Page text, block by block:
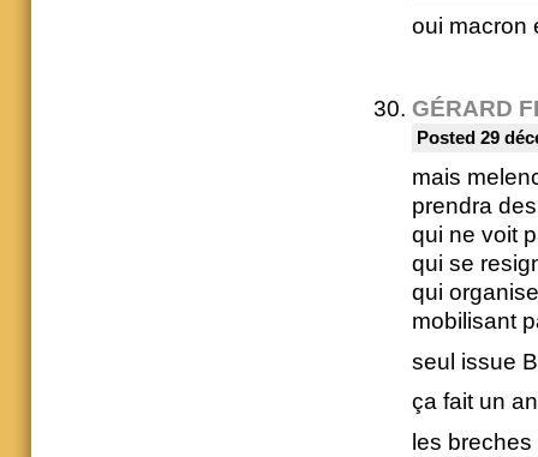
oui macron
GÉRARD
Posted 29
mais
prendra
qui ne voit
qui se
qui
mobilisant
seul issue
ça fait un
les